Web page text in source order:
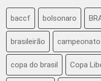
baccf bolsonaro
brasileirão
copa do brasil Copa